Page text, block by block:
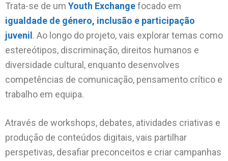
Trata-se de um Youth Exchangefocado em
igualdade de género, inclusão e participação
juvenil . Ao longo do projeto, vais explorar temas como
estereótipos, discriminação, direitos humanos e
diversidade cultural, enquanto desenvolves
competências de comunicação, pensamento crítico e
trabalho em equipa.
Através de workshops, debates, atividades criativas e
produção de conteúdos digitais, vais partilhar
perspetivas, desafiar preconceitos e criar campanhas